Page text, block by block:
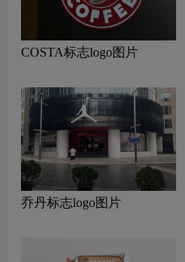
COSTA标志logo图片
乔丹标志logo图片